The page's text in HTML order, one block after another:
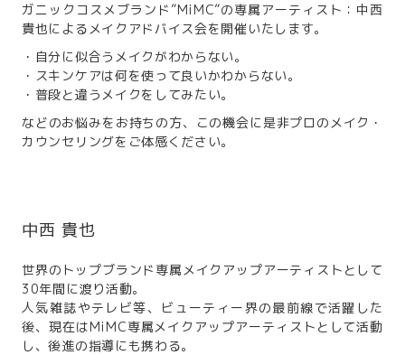
ガニックコスメブランド”MiMC”の専属アーティスト：中西
貴也によるメイクアドバイス会を開催いたします。
・自分に似合うメイクがわからない。
・スキンケアは何を使って良いかわからない。
・普段と違うメイクをしてみたい。
などのお悩みをお持ちの方、この機会に是非プロのメイク・
カウンセリングをご体感ください。
中西 貴也
世界のトップブランド専属メイクアップアーティストとして
30年間に渡り活動。
人気雑誌やテレビ等、ビューティー界の最前線で活躍した
後、現在はMiMC専属メイクアップアーティストとして活動
し、後進の指導にも携わる。